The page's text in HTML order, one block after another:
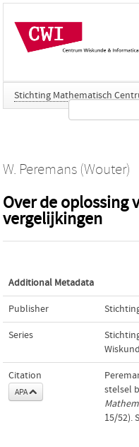
Stichting Mathematisch
W. Peremans (Wouter)
Over de oplossing
vergelijkingen
Additional Metadata
Publisher
Series
Citation
APA
stelsel
15/52).